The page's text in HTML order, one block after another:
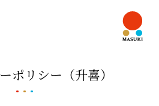
ポリシー（升喜）